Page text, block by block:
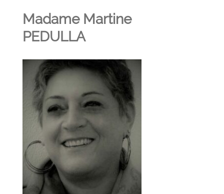
Madame Martine
PEDULLA